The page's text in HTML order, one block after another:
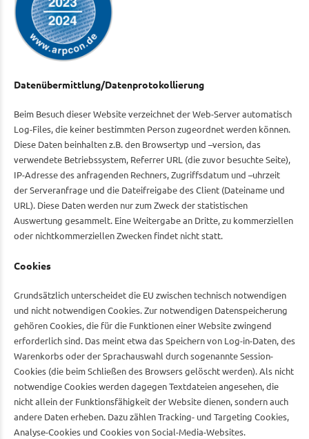
Datenübermittlung/Datenprotokollierung
Beim Besuch dieser Website verzeichnet der Web-Server automatisch
Log-Files, die keiner bestimmten Person zugeordnet werden können.
Diese Daten beinhalten z.B. den Browsertyp und –version, das
verwendete Betriebssystem, Referrer URL (die zuvor besuchte Seite),
IP-Adresse des anfragenden Rechners, Zugriffsdatum und –uhrzeit
der Serveranfrage und die Dateifreigabe des Client (Dateiname und
URL). Diese Daten werden nur zum Zweck der statistischen
Auswertung gesammelt. Eine Weitergabe an Dritte, zu kommerziellen
oder nichtkommerziellen Zwecken findet nicht statt.
Cookies
Grundsätzlich unterscheidet die EU zwischen technisch notwendigen
und nicht notwendigen Cookies. Zur notwendigen Datenspeicherung
gehören Cookies, die für die Funktionen einer Website zwingend
erforderlich sind. Das meint etwa das Speichern von Log-in-Daten, des
Warenkorbs oder der Sprachauswahl durch sogenannte Session-
Cookies (die beim Schließen des Browsers gelöscht werden). Als nicht
notwendige Cookies werden dagegen Textdateien angesehen, die
nicht allein der Funktionsfähigkeit der Website dienen, sondern auch
andere Daten erheben. Dazu zählen Tracking- und Targeting Cookies,
Analyse-Cookies und Cookies von Social-Media-Websites.